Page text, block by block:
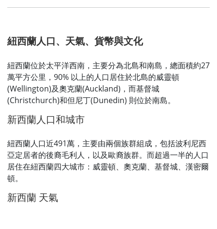
紐西蘭人口、天氣、貨幣與文化
紐西蘭位於太平洋西南，主要分為北島和南島，總面積約27
萬平方公里，90% 以上的人口居住於北島的威靈頓
(Wellington)及奧克蘭(Auckland)，而基督城
(Christchurch)和但尼丁(Dunedin) 則位於南島。
新西蘭人口和城市
紐西蘭人口近491萬，主要由兩個族群組成，包括波利尼西
亞定居者的後裔毛利人，以及歐裔族群。而超過一半的人口
居住在紐西蘭四大城市：威靈頓、奧克蘭、基督城、漢密爾
頓。
新西蘭 天氣